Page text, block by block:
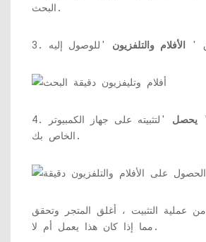
البحث.
' الأفلام والتلفزيون
يحصل 'لتثبيته على جهاز الكمبيوتر
الخاص بك.
من عملية التثبيت ، أغلق المتجر وتحقق
مما إذا كان هذا يعمل أم لا.